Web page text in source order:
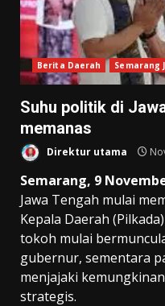
Berita Daerah Semarang
Suhu politik di
memanas
Direktur utama
Semarang, 9
Jawa Tengah mulai
Kepala Daerah
tokoh mulai
gubernur, sementara
menjajaki
strategis.